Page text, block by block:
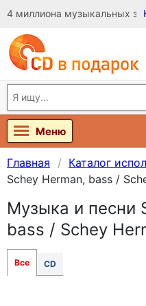
4 миллиона музыкальных
Меню
Главная Каталог
Schey Herman, bass /
Музыка и песни
bass / Schey
Все CD